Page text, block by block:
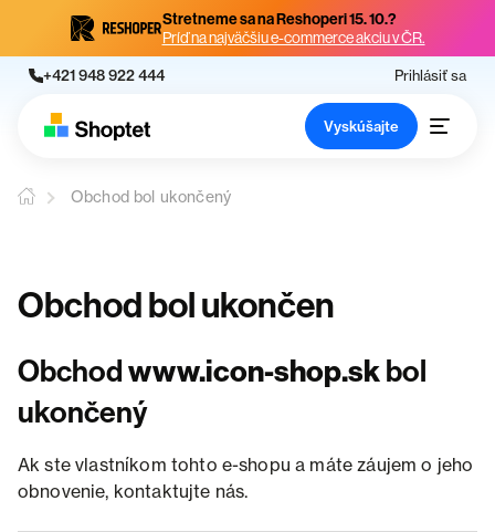
Stretneme sa na Reshoperi 15. 10.?
Príď na najväčšiu e-commerce akciu v ČR.
+421 948 922 444 Prihlásiť sa
Vyskúšajte
Obchod bol ukončený
Obchod bol ukončen
Obchodwww.icon-shop.skbol
ukončený
Ak ste vlastníkom tohto e-shopu a máte záujem o jeho
obnovenie, kontaktujte nás.